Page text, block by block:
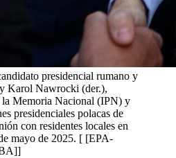
presidencial rumano y
Karol Nawrocki (der.),
Memoria Nacional (IPN) y
presidenciales polacas de
con residentes locales en
mayo de 2025. [ [EPA-